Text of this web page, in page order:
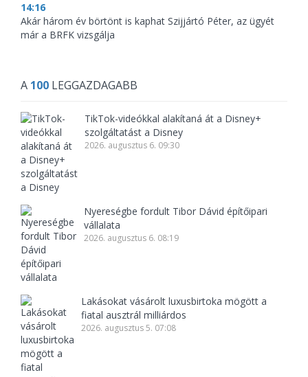
14:16
Akár három év börtönt is kaphat Szijjártó Péter, az ügyét
már a BRFK vizsgálja
A 100 LEGGAZDAGABB
TikTok-videókkal alakítaná át a Disney+
szolgáltatást a Disney
2026. augusztus 6. 09:30
Nyereségbe fordult Tibor Dávid építőipari
vállalata
2026. augusztus 6. 08:19
Lakásokat vásárolt luxusbirtoka mögött a
fiatal ausztrál milliárdos
2026. augusztus 5. 07:08